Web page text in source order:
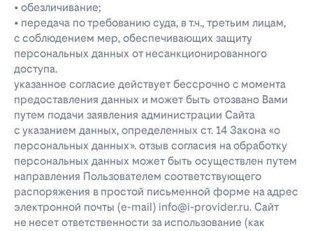
• обезличивание;
• передача по требованию суда, в т.ч., третьим лицам,
с соблюдением мер, обеспечивающих защиту
персональных данных от несанкционированного
доступа.
указанное согласие действует бессрочно с момента
предоставления данных и может быть отозвано Вами
путем подачи заявления администрации Сайта
с указанием данных, определенных ст. 14 Закона «о
персональных данных». отзыв согласия на обработку
персональных данных может быть осуществлен путем
направления Пользователем соответствующего
распоряжения в простой письменной форме на адрес
электронной почты (e-mail) info@i-provider.ru. Сайт
не несет ответственности за использование (как